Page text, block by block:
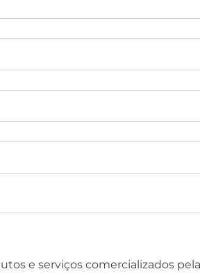
e serviços comercializados